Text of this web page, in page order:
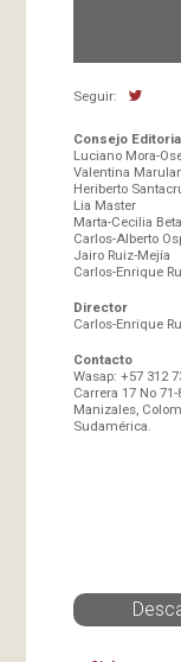
Seguir:
Consejo
Heriberto
Lia Master
Marta-Cecilia
Carlos-Alberto
Jairo Ruiz-Mejía
Carlos-Enrique
Director
Carlos-Enrique
Contacto
Wasap: +57 312
Carrera 17 No 71-
Manizales,
Sudamérica.